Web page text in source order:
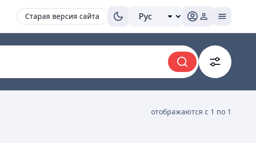
Старая версия сайта
отображаются с 1 по 1